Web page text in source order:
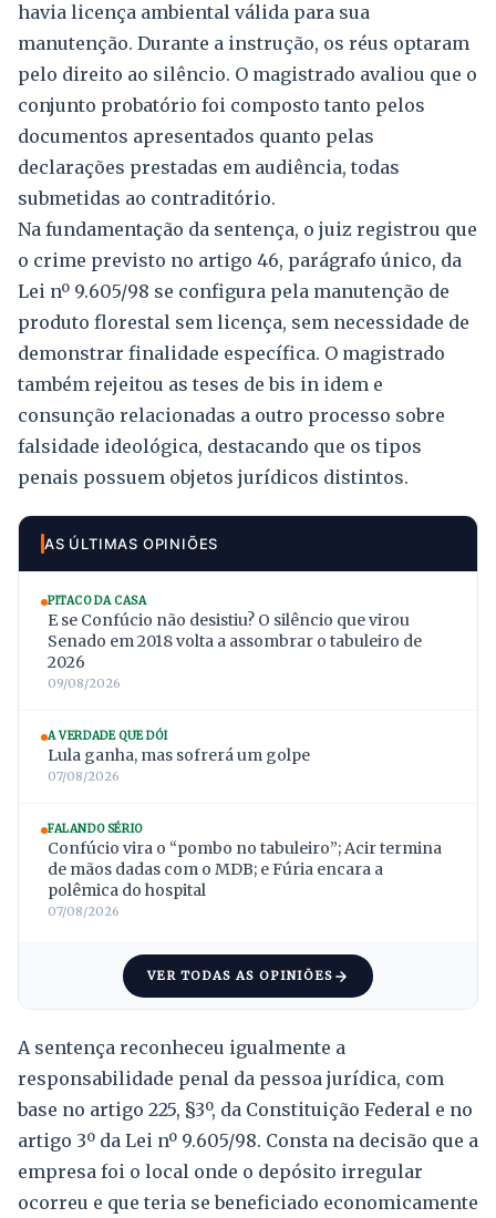
havia licença ambiental válida para sua
manutenção. Durante a instrução, os réus optaram
pelo direito ao silêncio. O magistrado avaliou que o
conjunto probatório foi composto tanto pelos
documentos apresentados quanto pelas
declarações prestadas em audiência, todas
submetidas ao contraditório.
Na fundamentação da sentença, o juiz registrou que
o crime previsto no artigo 46, parágrafo único, da
Lei nº 9.605/98 se configura pela manutenção de
produto florestal sem licença, sem necessidade de
demonstrar finalidade específica. O magistrado
também rejeitou as teses de bis in idem e
consunção relacionadas a outro processo sobre
falsidade ideológica, destacando que os tipos
penais possuem objetos jurídicos distintos.
AS ÚLTIMAS OPINIÕES
PITACO DA CASA
E se Confúcio não desistiu? O silêncio que virou
Senado em 2018 volta a assombrar o tabuleiro de
2026
09/08/2026
A VERDADE QUE DÓI
Lula ganha, mas sofrerá um golpe
07/08/2026
FALANDO SÉRIO
Confúcio vira o “pombo no tabuleiro”; Acir termina
de mãos dadas com o MDB; e Fúria encara a
polêmica do hospital
07/08/2026
VER TODAS AS OPINIÕES
A sentença reconheceu igualmente a
responsabilidade penal da pessoa jurídica, com
base no artigo 225, §3º, da Constituição Federal e no
artigo 3º da Lei nº 9.605/98. Consta na decisão que a
empresa foi o local onde o depósito irregular
ocorreu e que teria se beneficiado economicamente